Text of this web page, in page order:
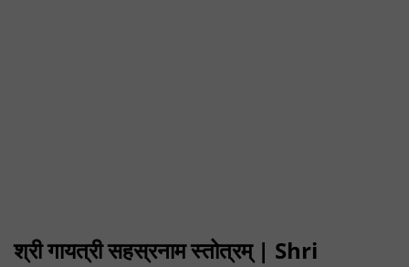
श्री गायत्री सहस्रनाम स्तोत्रम् | Shri